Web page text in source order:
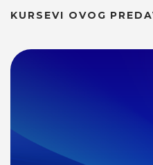
KURSEVI OVOG